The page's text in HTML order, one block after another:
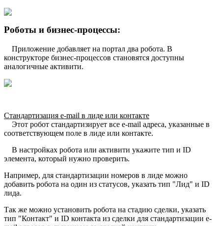
Роботы и бизнес-процессы:
Приложение добавляет на портал два робота. В
конструкторе бизнес-процессов становятся доступны
аналогичные активити.
Стандартизация e-mail в лиде или контакте
Этот робот стандартизирует все e-mail адреса, указанные в
соответствующем поле в лиде или контакте.
В настройках робота или активити укажите тип и ID
элемента, который нужно проверить.
Например, для стандартизации номеров в лиде можно
добавить робота на один из статусов, указать тип "Лид" и ID
лида.
Так же можно установить робота на стадию сделки, указать
тип "Контакт" и ID контакта из сделки для стандартизации e-